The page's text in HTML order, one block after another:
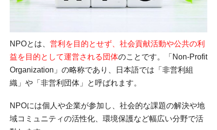
NPOとは、 営利を目的とせず、社会貢献活動や公共の利
益を目的として運営される団体のことです。「Non-Profit
Organization」の略称であり、日本語では「非営利組
織」や「非営利団体」と呼ばれます。
NPOには個人や企業が参加し、社会的な課題の解決や地
域コミュニティの活性化、環境保護など幅広い分野で活